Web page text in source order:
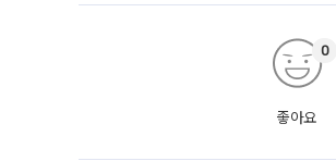
좋아요
0